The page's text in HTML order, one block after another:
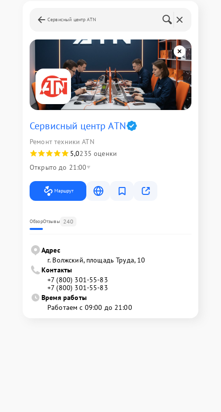
Сервисный центр ATN
Сервисный центр ATN
Ремонт техники ATN
5,0235 оценки
Открыто до 21:00
Маршрут
ОбзорОтзывы 240
Адрес
г. Волжский, площадь Труда, 10
Контакты
+7 (800) 301-55-83
+7 (800) 301-55-83
Время работы
Работаем с 09:00 до 21:00